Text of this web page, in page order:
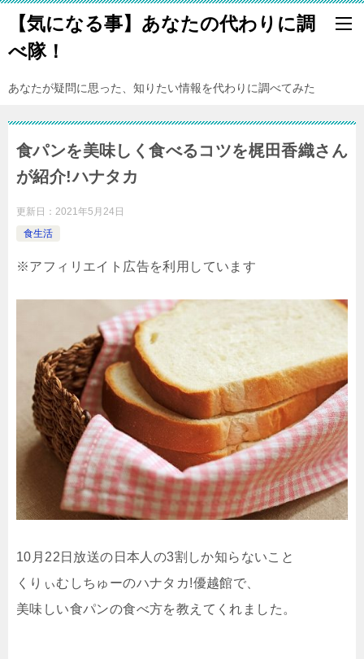
【気になる事】あなたの代わりに調
べ隊！
あなたが疑問に思った、知りたい情報を代わりに調べてみた
食パンを美味しく食べるコツを梶田香織さん
が紹介!ハナタカ
更新日： 2021年5月24日
食生活
※アフィリエイト広告を利用しています
10月22日放送の日本人の3割しか知らないこと
くりぃむしちゅーのハナタカ!優越館で、
美味しい食パンの食べ方を教えてくれました。